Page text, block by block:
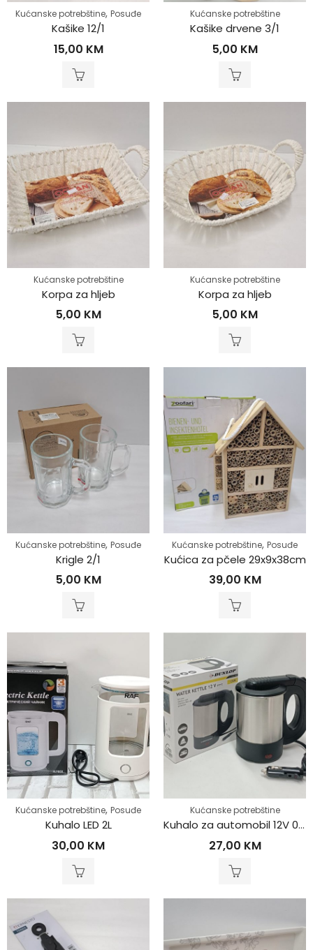
Kućanske potrebštine, Posuđe
Kašike 12/1
15,00 KM
Kućanske potrebštine
Kašike drvene 3/1
5,00 KM
Kućanske potrebštine
Korpa za hljeb
5,00 KM
Kućanske potrebštine
Korpa za hljeb
5,00 KM
Kućanske potrebštine, Posuđe
Krigle 2/1
5,00 KM
Kućanske potrebštine, Posuđe
Kućica za pčele 29x9x38cm
39,00 KM
Kućanske potrebštine, Posuđe
Kuhalo LED 2L
30,00 KM
Kućanske potrebštine
Kuhalo za automobil 12V 0.5L
27,00 KM